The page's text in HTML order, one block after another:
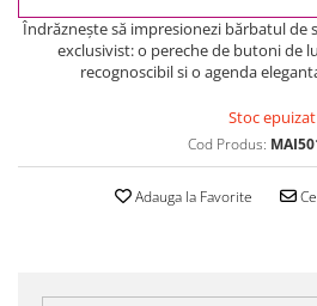
Îndrăzneşte să impresionezi bărbatul de
exclusivist: o pereche de butoni de
recognoscibil si o agenda
Stoc epuizat
Cod Produs:
Adauga la Favorite